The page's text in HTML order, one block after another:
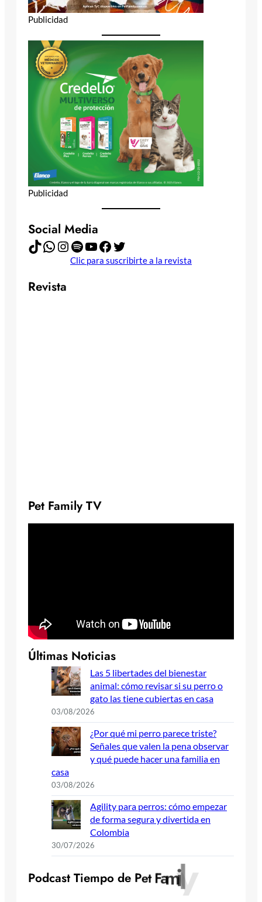
Publicidad
Publicidad
Social Media
TikTok WhatsApp Instagram Spotify YouTube Facebook Twitter
Clic para suscribirte a la revista
Revista
Pet Family TV
Últimas Noticias
Las 5 libertades del bienestar
animal: cómo revisar si su perro o
gato las tiene cubiertas en casa
03/08/2026
¿Por qué mi perro parece triste?
Señales que valen la pena observar
y qué puede hacer una familia en
casa
03/08/2026
Agility para perros: cómo empezar
de forma segura y divertida en
Colombia
30/07/2026
Podcast Tiempo de Pet Famil y